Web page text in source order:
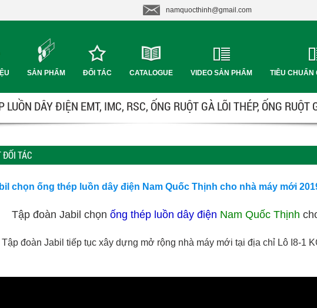
namquocthinh@gmail.com
SẢN PHẨM ĐỐI TÁC CATALOGUE VIDEO SẢN PHẨM TIÊU CHUẨN
LUỒN DÂY ĐIỆN EMT, IMC, RSC, ỐNG RUỘT GÀ LÕI THÉP, ỐNG RUỘT
ĐỐI TÁC
chọn ống thép luồn dây điện Nam Quốc Thịnh cho nhà máy mới
Tập đoàn Jabil chọn ống thép luồn dây điện Nam Quốc Thịnh
đoàn Jabil tiếp tục xây dựng mở rộng nhà máy mới tại địa chỉ Lô I8-1